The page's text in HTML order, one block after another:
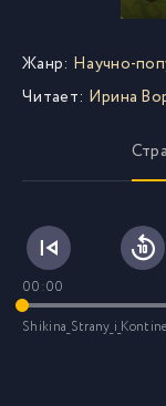
Жанр: Научно-
Читает: Ирина
00:00